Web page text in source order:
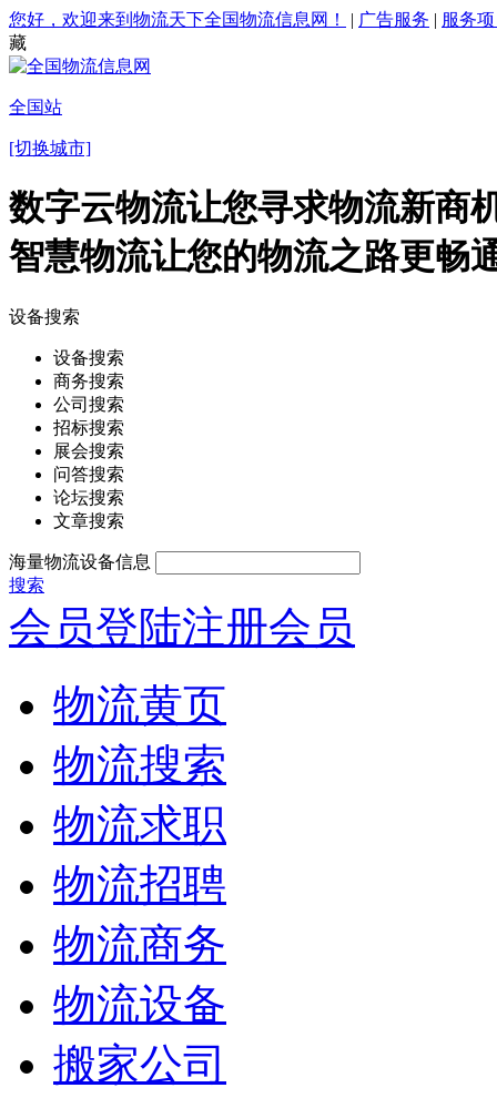
您好，欢迎来到物流天下全国物流信息网！ | 广告服务 | 服务
藏
全国站
[切换城市]
数字云物流让您寻求物流新商
智慧物流让您的物流之路更畅
设备搜索
设备搜索
商务搜索
公司搜索
招标搜索
展会搜索
问答搜索
论坛搜索
文章搜索
海量物流设备信息
搜索
会员登陆注册会员
物流黄页
物流搜索
物流求职
物流招聘
物流商务
物流设备
搬家公司